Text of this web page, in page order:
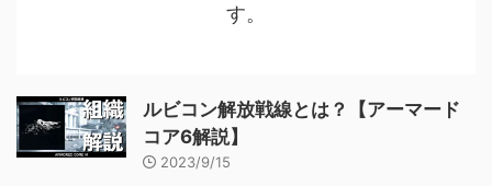
す。
ルビコン解放戦線とは？【アーマード
コア6解説】
2023/9/15